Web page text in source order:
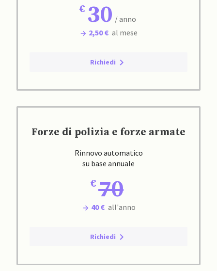
30 / anno
2,50 € al mese
Richiedi
Forze di polizia e forze armate
Rinnovo automatico
su base annuale
70
40 € all'anno
Richiedi